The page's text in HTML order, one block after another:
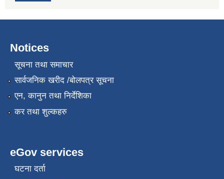
Notices
सूचना तथा समाचार
सार्वजनिक खरीद /बोलपत्र सूचना
एन, कानुन तथा निर्देशिका
कर तथा शुल्कहरु
eGov services
घटना दर्ता